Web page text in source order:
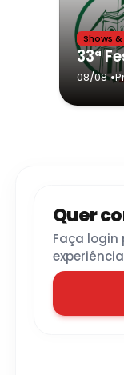
Shows
08/08•
Quer
Faça